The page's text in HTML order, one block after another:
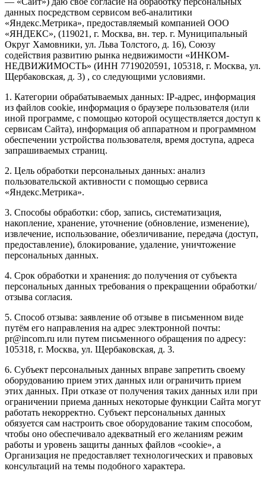
данных посредством сервисом веб-аналитики
«Яндекс.Метрика», предоставляемый компанией ООО
«ЯНДЕКС», (119021, г. Москва, вн. тер. г. Муниципальный
Округ Хамовники, ул. Льва Толстого, д. 16), Союзу
содействия развитию рынка недвижимости «ИНКОМ-
НЕДВИЖИМОСТЬ» (ИНН 7719020591, 105318, г. Москва, ул.
Щербаковская, д. 3) , со следующими условиями.
1. Категории обрабатываемых данных: IP-адрес, информация
из файлов cookie, информация о браузере пользователя (или
иной программе, с помощью которой осуществляется доступ к
сервисам Сайта), информация об аппаратном и программном
обеспечении устройства пользователя, время доступа, адреса
запрашиваемых страниц.
2. Цель обработки персональных данных: анализ
пользовательской активности с помощью сервиса
«Яндекс.Метрика».
3. Способы обработки: сбор, запись, систематизация,
накопление, хранение, уточнение (обновление, изменение),
извлечение, использование, обезличивание, передача (доступ,
предоставление), блокирование, удаление, уничтожение
персональных данных.
4. Срок обработки и хранения: до получения от субъекта
персональных данных требования о прекращении обработки/
отзыва согласия.
5. Способ отзыва: заявление об отзыве в письменном виде
путём его направления на адрес электронной почты:
pr@incom.ru или путем письменного обращения по адресу:
105318, г. Москва, ул. Щербаковская, д. 3.
6. Субъект персональных данных вправе запретить своему
оборудованию прием этих данных или ограничить прием
этих данных. При отказе от получения таких данных или при
ограничении приема данных некоторые функции Сайта могут
работать некорректно. Субъект персональных данных
обязуется сам настроить свое оборудование таким способом,
чтобы оно обеспечивало адекватный его желаниям режим
работы и уровень защиты данных файлов «cookie», а
Организация не предоставляет технологических и правовых
консультаций на темы подобного характера.